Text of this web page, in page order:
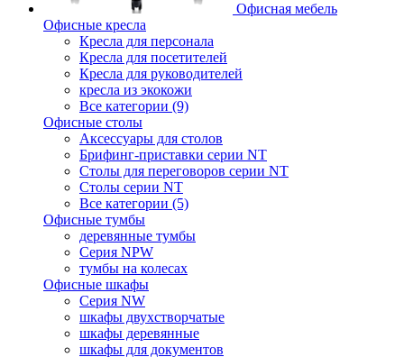
Офисная мебель
Офисные кресла
Кресла для персонала
Кресла для посетителей
Кресла для руководителей
кресла из экокожи
Все категории (9)
Офисные столы
Аксессуары для столов
Брифинг-приставки серии NT
Столы для переговоров серии NT
Столы серии NT
Все категории (5)
Офисные тумбы
деревянные тумбы
Серия NPW
тумбы на колесах
Офисные шкафы
Серия NW
шкафы двухстворчатые
шкафы деревянные
шкафы для документов